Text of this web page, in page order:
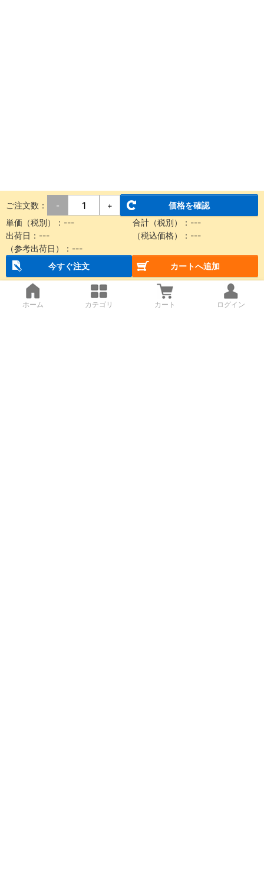
ご注文数： - +
価格を確認
単価（税別）：---
合計（税別）：---
出荷日：---
（税込価格）：---
（参考出荷日）：---
今すぐ注文
カートへ追加
ホーム カテゴリ カート ログイン